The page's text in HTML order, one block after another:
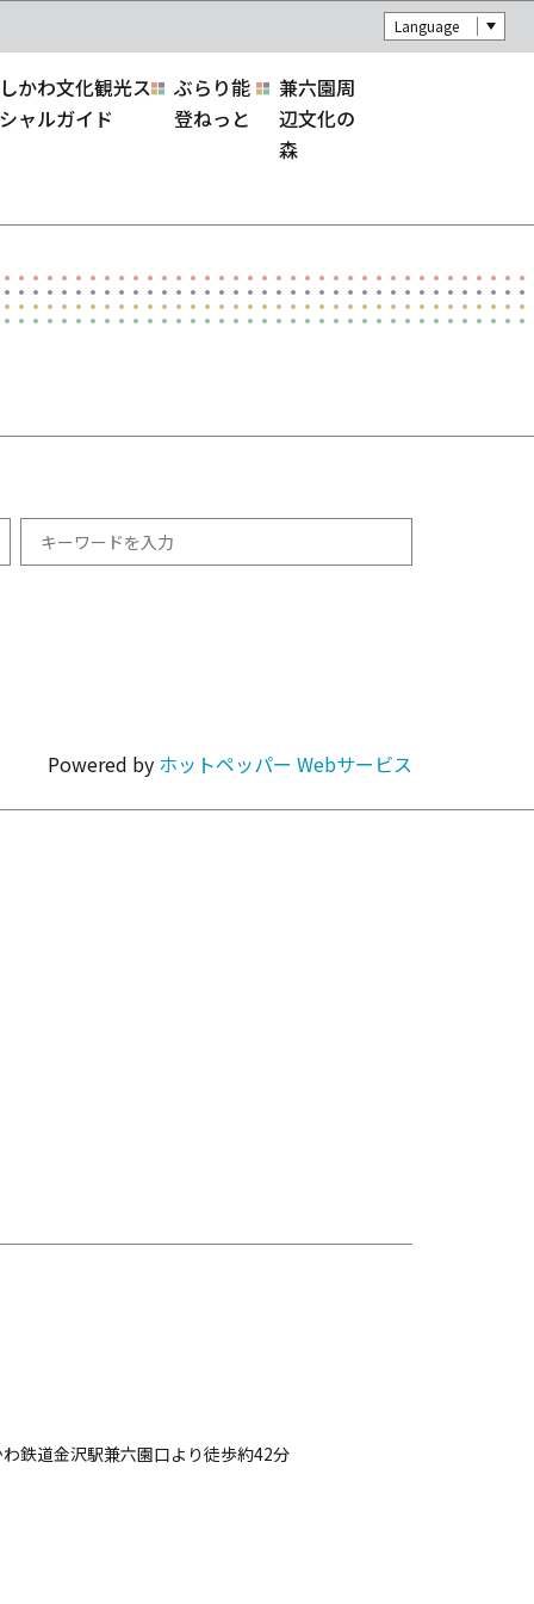
Language
かわ文化観光ス
ャルガイド
ぶらり能
登ねっと
兼六園周
辺文化の
森
カラオケ・パーティ
Powered by ホットペッパー Webサービス
鉄道金沢駅兼六園口より徒歩約42分